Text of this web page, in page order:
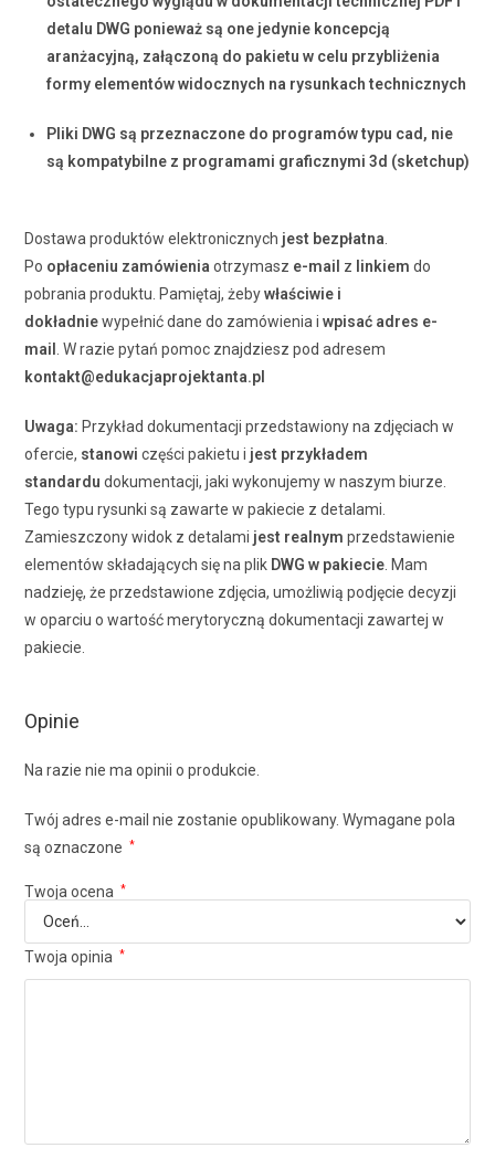
detalu DWG ponieważ są one jedynie koncepcją
aranżacyjną, załączoną do pakietu w celu przybliżenia
formy elementów widocznych na rysunkach technicznych
Pliki DWG są przeznaczone do programów typu cad, nie
są kompatybilne z programami graficznymi 3d (sketchup)
Dostawa produktów elektronicznych jest bezpłatna
Po opłaceniu zamówieniaotrzymasz e-mail z linkiem do
pobrania produktu. Pamiętaj, żebywłaściwie i
dokładniewypełnić dane do zamówienia iwpisać adres e-
mail
. W razie pytań pomoc znajdziesz pod adresem
kontakt@edukacjaprojektanta.pl
Uwaga: Przykład dokumentacji przedstawiony na zdjęciach w
ofercie, stanowiczęści pakietu i jest przykładem
standardu dokumentacji, jaki wykonujemy w naszym biurze.
Tego typu rysunki są zawarte w pakiecie z detalami.
Zamieszczony widok z detalami jest realnym przedstawienie
elementów składających się na plik DWG w pakiecie . Mam
nadzieję, że przedstawione zdjęcia, umożliwią podjęcie decyzji
w oparciu o wartość merytoryczną dokumentacji zawartej w
pakiecie.
Opinie
Na razie nie ma opinii o produkcie.
Twój adres e-mail nie zostanie opublikowany. Wymagane pola
są oznaczone
*
Twoja ocena *
Twoja opinia *